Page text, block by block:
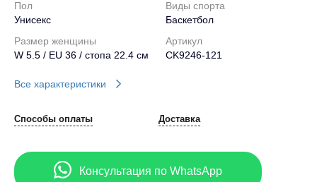
Пол
Унисекс
Виды спорта
Баскетбол
Размер женщины
W 5.5 / EU 36 / стопа 22.4 см
Артикул
CK9246-121
Все характеристики
Способы оплаты Доставка
Консультация по WhatsApp